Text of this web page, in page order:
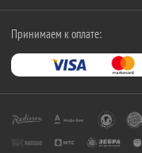
Принимаем к оплате: